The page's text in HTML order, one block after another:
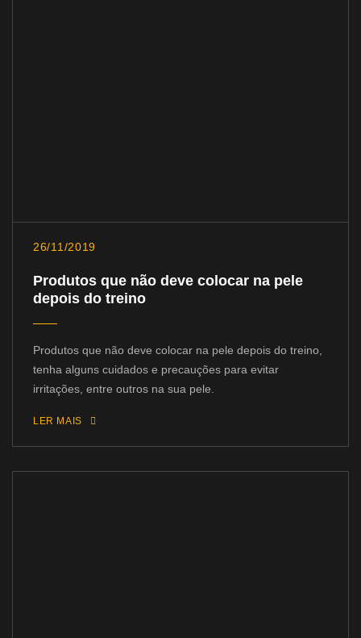
26/11/2019
Produtos que não deve colocar na pele
depois do treino
Produtos que não deve colocar na pele depois do treino,
tenha alguns cuidados e precauções para evitar
irritações, entre outros na sua pele.
LER MAIS